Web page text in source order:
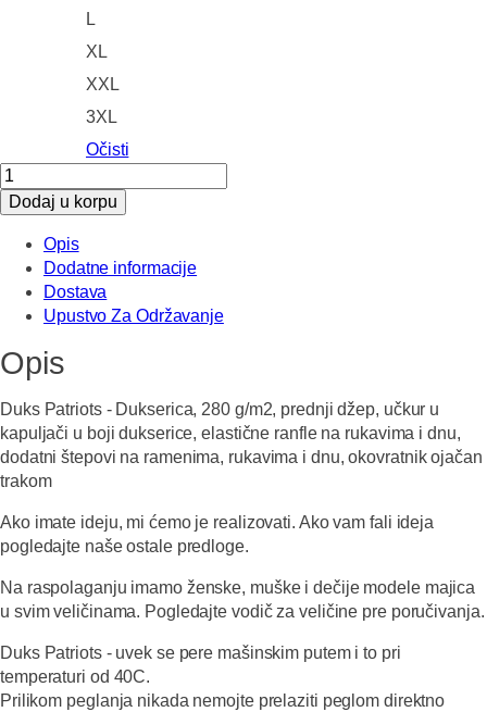
L
XL
XXL
3XL
Očisti
Duks
Patriots
količina
Dodaj u korpu
Opis
Dodatne informacije
Dostava
Upustvo Za Održavanje
Opis
Duks Patriots - Dukserica, 280 g/m2, prednji džep, učkur u
kapuljači u boji dukserice, elastične ranfle na rukavima i dnu,
dodatni štepovi na ramenima, rukavima i dnu, okovratnik ojačan
trakom
Ako imate ideju, mi ćemo je realizovati. Ako vam fali ideja
pogledajte naše ostale predloge.
Na raspolaganju imamo ženske, muške i dečije modele majica
u svim veličinama. Pogledajte vodič za veličine pre poručivanja.
Duks Patriots - uvek se pere mašinskim putem i to pri
temperaturi od 40C.
Prilikom peglanja nikada nemojte prelaziti peglom direktno